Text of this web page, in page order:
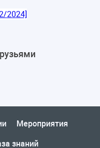
2024]
Мероприятия
знаний